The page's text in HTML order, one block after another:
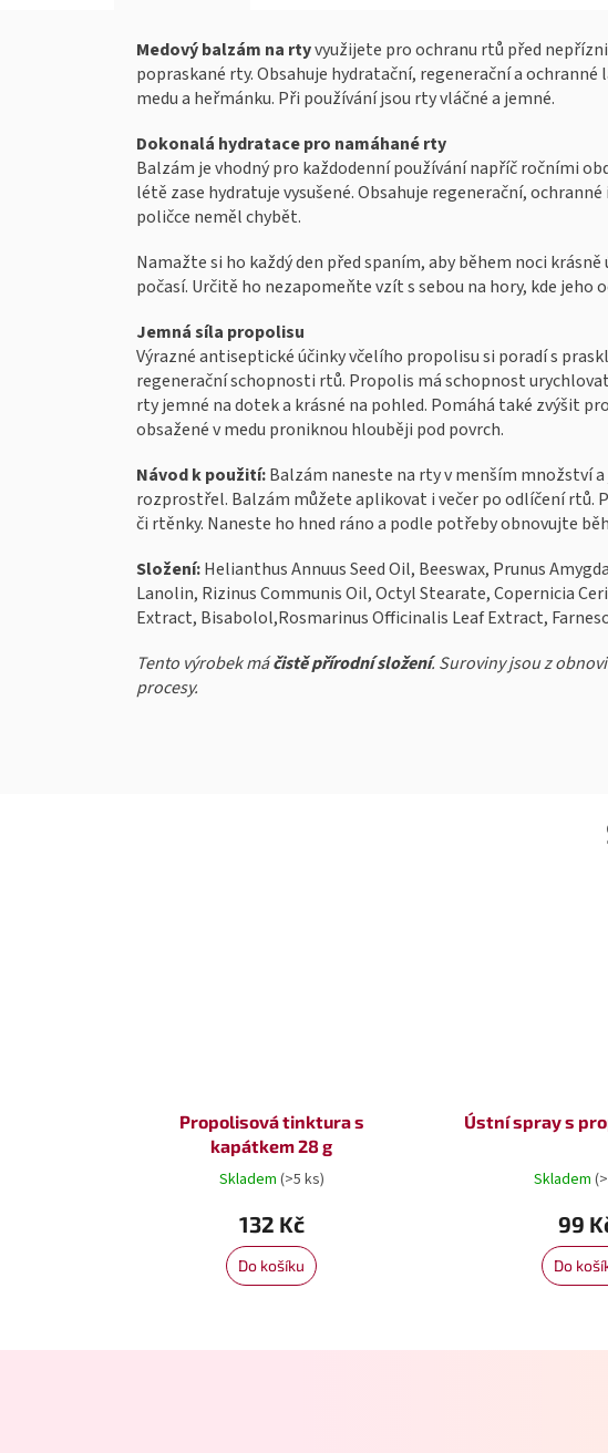
Propolisová tinktura s
kapátkem 28 g
Skladem (>5 ks)
132 Kč
Do košíku
Ústní spray s
Skladem
99
Do
Medový balzám na rtyvyužijete pro ochranu rtů před
popraskané rty. Obsahuje hydratační, regenerační a
medu a heřmánku. Při používání jsou rty vláčné a jemné.
Dokonalá hydratace pro namáhané rty
Balzám je vhodný pro každodenní používání napříč ročními
létě zase hydratuje vysušené. Obsahuje regenerační,
poličce neměl chybět.
Namažte si ho každý den před spaním, aby během noci
počasí. Určitě ho nezapomeňte vzít s sebou na hory, kde jeho
Jemná síla propolisu
Výrazné antiseptické účinky včelího propolisu si poradí s
regenerační schopnosti rtů. Propolis má schopnost
rty jemné na dotek a krásné na pohled. Pomáhá také zvýšit
obsažené v medu proniknou hlouběji pod povrch.
Návod k použití:Balzám naneste na rty v menším množství
rozprostřel. Balzám můžete aplikovat i večer po odlíčení rtů.
či rtěnky. Naneste ho hned ráno a podle potřeby obnovujte
Složení:Helianthus Annuus Seed Oil, Beeswax, Prunus
Lanolin, Rizinus Communis Oil, Octyl Stearate, Copernicia
Extract, Bisabolol,Rosmarinus Officinalis Leaf Extract,
Tento výrobek máčistě přírodní složení. Suroviny jsou z
procesy.